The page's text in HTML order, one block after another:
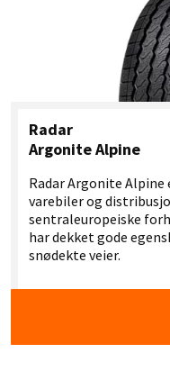
Radar
Argonite Alpine
Radar Argonite
varebiler og
sentraleuropeiske
har dekket gode
snødekte veier.